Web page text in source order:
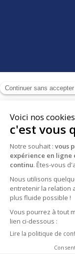
Continuer sans accepter
Voici nos
c'est vous
Notre souhait : vous
expérience en ligne
continu. Êtes-vous
Nous utilisons
entretenir la relation
plus fluide possible !
Vous pourrez à tout
lien ci-dessous :
Lire la politique de